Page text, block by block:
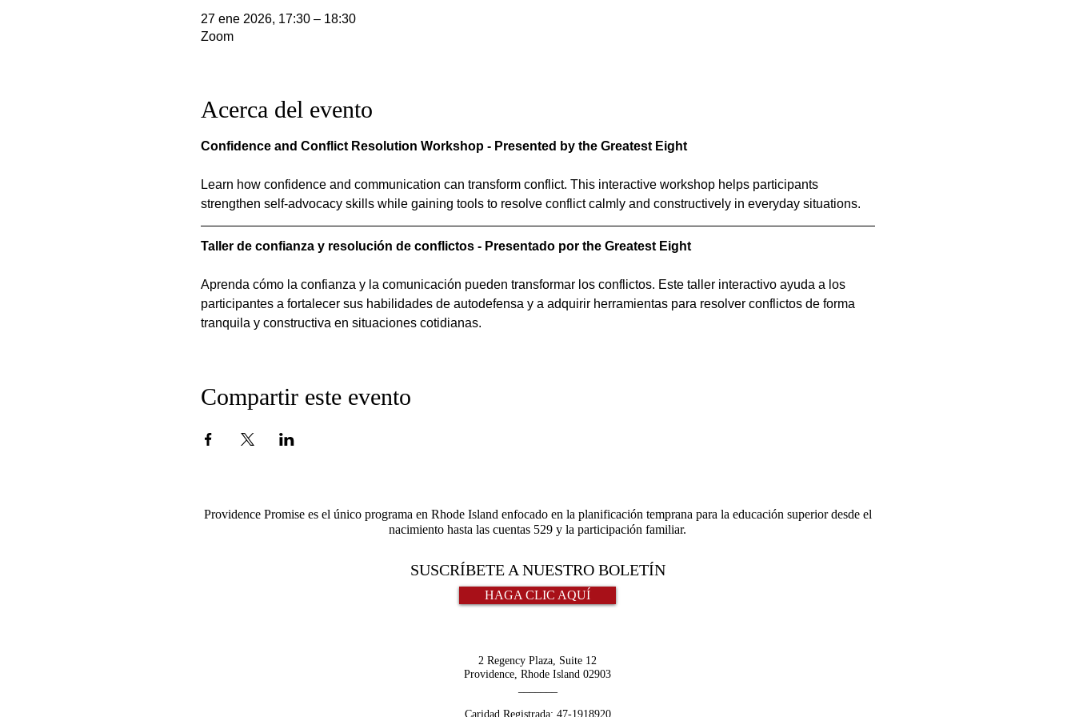
27 ene 2026, 17:30 – 18:30
Zoom
Acerca del evento
Confidence and Conflict Resolution Workshop - Presented by the Greatest Eight
Learn how confidence and communication can transform conflict. This interactive workshop helps participants
strengthen self-advocacy skills while gaining tools to resolve conflict calmly and constructively in everyday situations.
Taller de confianza y resolución de conflictos - Presentado por the Greatest Eight
Aprenda cómo la confianza y la comunicación pueden transformar los conflictos. Este taller interactivo ayuda a los
participantes a fortalecer sus habilidades de autodefensa y a adquirir herramientas para resolver conflictos de forma
tranquila y constructiva en situaciones cotidianas.
Compartir este evento
Providence Promise es el único programa en Rhode Island enfocado en la planificación temprana para la educación superior desde el
nacimiento hasta las cuentas 529 y la participación familiar.
SUSCRÍBETE A NUESTRO BOLETÍN
HAGA CLIC AQUÍ
2 Regency Plaza, Suite 12
Providence, Rhode Island 02903
Caridad Registrada: 47-1918920